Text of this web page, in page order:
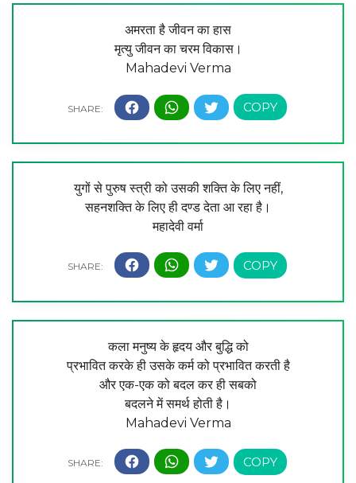
अमरता है जीवन का हास
मृत्यु जीवन का चरम विकास।
Mahadevi Verma
युगों से पुरुष स्त्री को उसकी शक्ति के लिए नहीं,
सहनशक्ति के लिए ही दण्ड देता आ रहा है।
महादेवी वर्मा
कला मनुष्य के हृदय और बुद्धि को
प्रभावित करके ही उसके कर्म को प्रभावित करती है
और एक-एक को बदल कर ही सबको
बदलने में समर्थ होती है।
Mahadevi Verma